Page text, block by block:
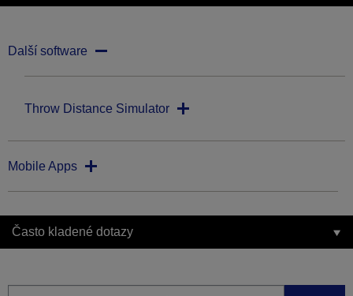
Další software
Throw Distance Simulator
Mobile Apps
Často kladené dotazy